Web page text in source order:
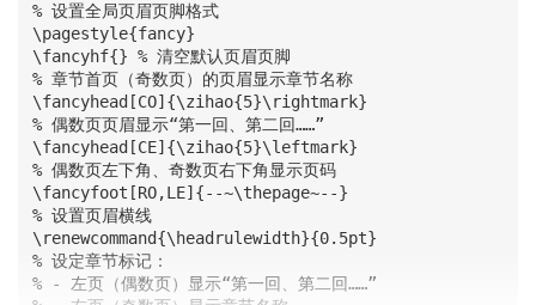
% 设置全局页眉页脚格式
\pagestyle{fancy}
\fancyhf{} % 清空默认页眉页脚
% 章节首页（奇数页）的页眉显示章节名称
\fancyhead[CO]{\zihao{5}\rightmark}
% 偶数页页眉显示“第一回、第二回……”
\fancyhead[CE]{\zihao{5}\leftmark}
% 偶数页左下角、奇数页右下角显示页码
\fancyfoot[RO,LE]{--~\thepage~--}
% 设置页眉横线
\renewcommand{\headrulewidth}{0.5pt}
% 设定章节标记：
% - 左页（偶数页）显示“第一回、第二回……”